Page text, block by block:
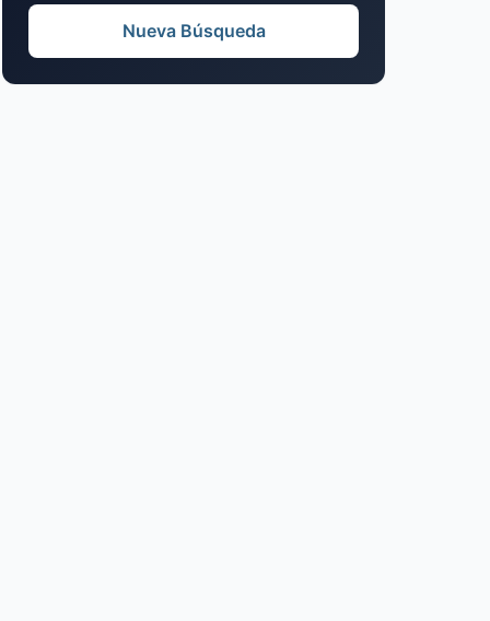
Nueva Búsqueda